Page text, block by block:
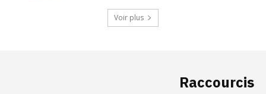
Voir plus
Raccourcis